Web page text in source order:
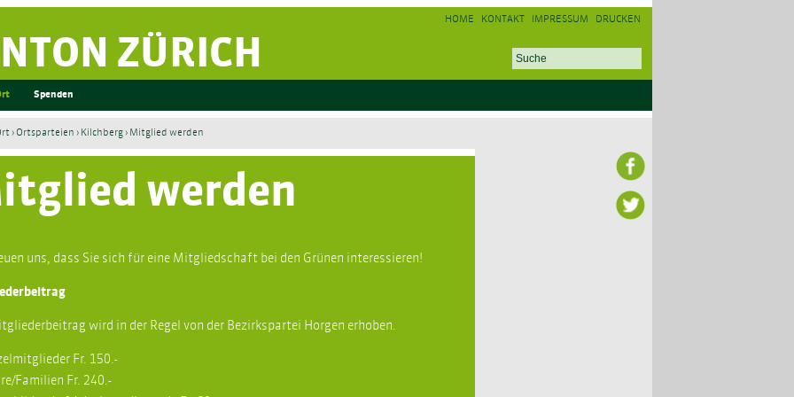
ZÜRICH
HOME KONTAKT IMPRESSUM DRUCKEN
Spenden
› Ortsparteien › Kilchberg› Mitglied werden
werden
uns, dass Sie sich für eine Mitgliedschaft bei den Grünen interessieren!
wird in der Regel von der Bezirkspartei Horgen erhoben.
Fr. 150.-
Familien Fr. 240.-